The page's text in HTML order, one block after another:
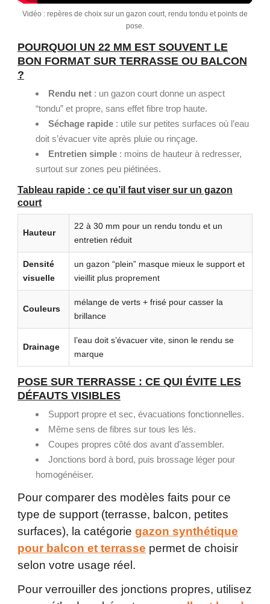
Vidéo : repères de choix sur un gazon court, rendu tondu et points de
pose.
POURQUOI UN 22 MM EST SOUVENT LE
BON FORMAT SUR TERRASSE OU BALCON
?
Rendu net : un gazon court donne un aspect
“tondu” et propre, sans effet fibre trop haute.
Séchage rapide : utile sur petites surfaces où l’eau
doit s’évacuer vite après pluie ou rinçage.
Entretien simple : moins de hauteur à redresser,
surtout sur zones peu piétinées.
Tableau rapide : ce qu’il faut viser sur un gazon
court
Hauteur
22 à 30 mm pour un rendu tondu et un
entretien réduit
Densité
visuelle
un gazon “plein” masque mieux le support et
vieillit plus proprement
Couleurs
mélange de verts + frisé pour casser la
brillance
Drainage
l’eau doit s’évacuer vite, sinon le rendu se
marque
POSE SUR TERRASSE : CE QUI ÉVITE LES
DÉFAUTS VISIBLES
Support propre et sec, évacuations fonctionnelles.
Même sens de fibres sur tous les lés.
Coupes propres côté dos avant d’assembler.
Jonctions bord à bord, puis brossage léger pour
homogénéiser.
Pour comparer des modèles faits pour ce
type de support (terrasse, balcon, petites
surfaces), la catégorie gazon synthétique
pour balcon et terrasse permet de choisir
selon votre usage réel.
Pour verrouiller des jonctions propres, utilisez